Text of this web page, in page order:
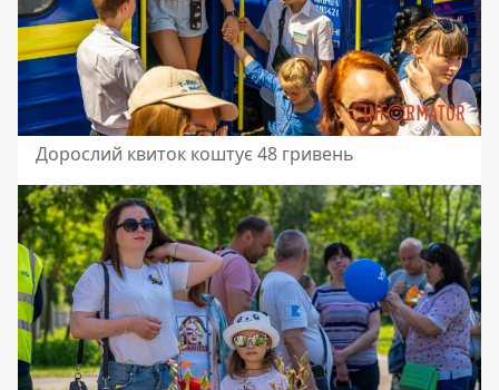
Дорослий квиток коштує 48 гривень